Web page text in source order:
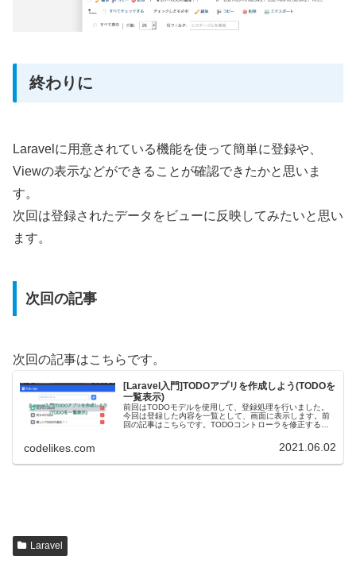
終わりに
Laravelに用意されている機能を使って簡単に登録や、
Viewの表示などができることが確認できたかと思いま
す。
次回は登録されたデータをビューに反映してみたいと思い
ます。
次回の記事
次回の記事はこちらです。
[Laravel入門]TODOアプリを作成しよう(TODOを
一覧表示)
前回はTODOモデルを使用して、登録処理を行いました。
今回は登録した内容を一覧として、画面に表示します。前
回の記事はこちらです。TODOコントローラを修正する
codelikes.com 2021.06.02
Laravel